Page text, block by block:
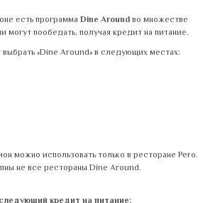
есть программа Dine Aroundво множестве
могут пообедать, получая кредит на питание.
выбрать «Dine Around» в следующих местах:
можно использовать только в ресторане Pero.
не все рестораны Dine Around.